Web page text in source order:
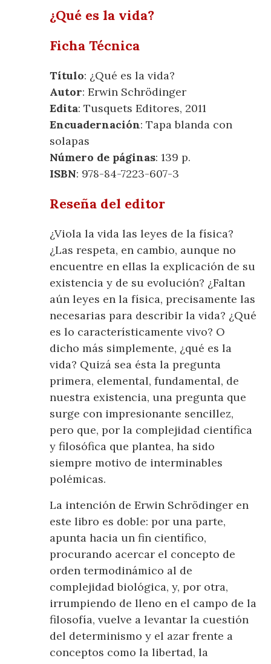
¿Qué es la vida?
Ficha Técnica
Título: ¿Qué es la vida?
Autor: Erwin Schrödinger
Edita: Tusquets Editores, 2011
Encuadernación: Tapa blanda con
solapas
Número de páginas: 139 p.
ISBN: 978-84-7223-607-3
Reseña del editor
¿Viola la vida las leyes de la física?
¿Las respeta, en cambio, aunque no
encuentre en ellas la explicación de su
existencia y de su evolución? ¿Faltan
aún leyes en la física, precisamente las
necesarias para describir la vida? ¿Qué
es lo característicamente vivo? O
dicho más simplemente, ¿qué es la
vida? Quizá sea ésta la pregunta
primera, elemental, fundamental, de
nuestra existencia, una pregunta que
surge con impresionante sencillez,
pero que, por la complejidad científica
y filosófica que plantea, ha sido
siempre motivo de interminables
polémicas.
La intención de Erwin Schrödinger en
este libro es doble: por una parte,
apunta hacia un fin científico,
procurando acercar el concepto de
orden termodinámico al de
complejidad biológica, y, por otra,
irrumpiendo de lleno en el campo de la
filosofía, vuelve a levantar la cuestión
del determinismo y el azar frente a
conceptos como la libertad, la